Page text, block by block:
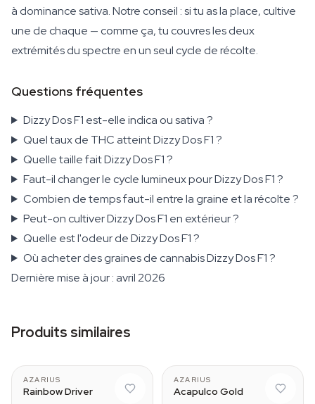
à dominance sativa. Notre conseil : si tu as la place, cultive
une de chaque — comme ça, tu couvres les deux
extrémités du spectre en un seul cycle de récolte.
Questions fréquentes
Dizzy Dos F1 est-elle indica ou sativa ?
Quel taux de THC atteint Dizzy Dos F1 ?
Quelle taille fait Dizzy Dos F1 ?
Faut-il changer le cycle lumineux pour Dizzy Dos F1 ?
Combien de temps faut-il entre la graine et la récolte ?
Peut-on cultiver Dizzy Dos F1 en extérieur ?
Quelle est l'odeur de Dizzy Dos F1 ?
Où acheter des graines de cannabis Dizzy Dos F1 ?
Dernière mise à jour : avril 2026
Produits similaires
AZARIUS
Rainbow Driver
AZARIUS
Acapulco Gold